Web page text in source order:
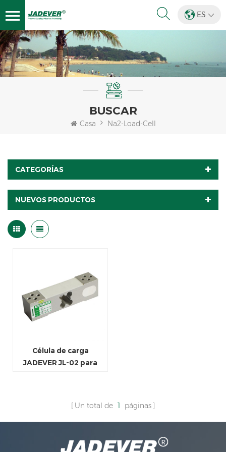
ES
BUSCAR
Casa Na2-Load-Cell
CATEGORÍAS
NUEVOS PRODUCTOS
Célula de carga
JADEVER JL-02 para
Un total de 1 páginas